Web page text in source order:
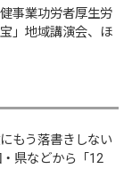
事業功労者厚生労
」地域講演会、ほ
もう落書きしない
県などから「12